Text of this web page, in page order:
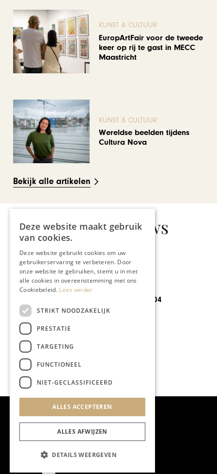
KUNST & CULTUUR
EuropArtFair voor de tweede
keer op rij te gast in MECC
Maastricht
KUNST & CULTUUR
Wereldse beelden tijdens
Cultura Nova
Bekijk alle artikelen
Gerelateerd nieuws
Sneak peek 12-04
Deze website maakt gebruik
van cookies.
Deze website gebruikt cookies om uw
gebruikerservaring te verbeteren. Door
onze website te gebruiken, stemt u in met
alle cookies in overeenstemming met ons
Cookiebeleid. Lees verder
STRIKT NOODZAKELIJK
PRESTATIE
TARGETING
FUNCTIONEEL
NIET-GECLASSIFICEERD
ALLES ACCEPTEREN
ALLES AFWIJZEN
DETAILS WEERGEVEN